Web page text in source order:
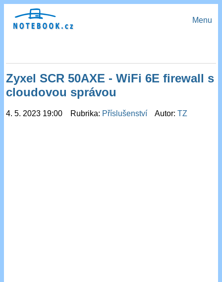
Menu
Zyxel SCR 50AXE - WiFi 6E firewall s
cloudovou správou
4. 5. 2023 19:00 Rubrika: Příslušenství Autor:TZ